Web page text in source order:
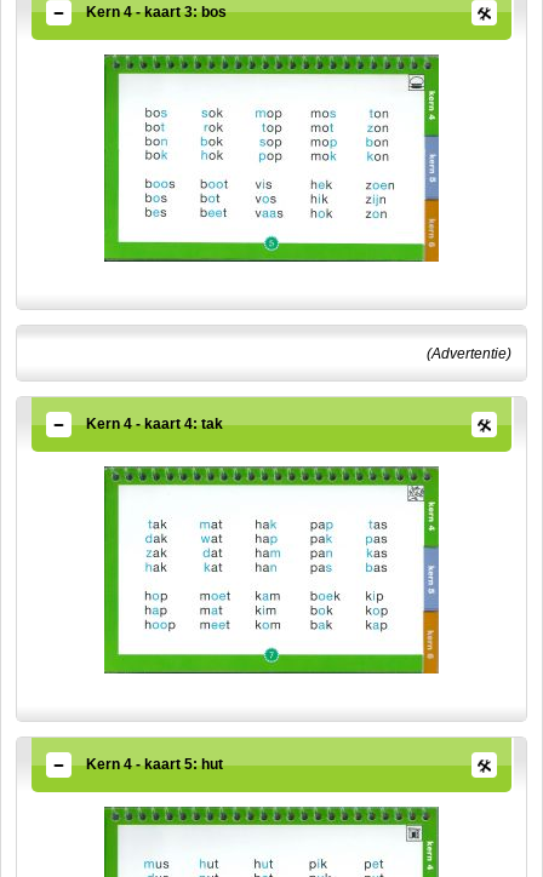
Kern 4 - kaart 3: bos
(Advertentie)
Kern 4 - kaart 4: tak
Kern 4 - kaart 5: hut